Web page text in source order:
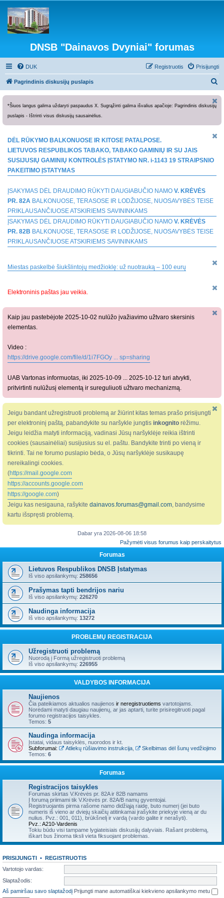
DNSB "Dainavos Dvyniai" forumas
DUK Prisijungti
Registruotis
Pagrindinis diskusijų puslapis
*Šiuos langus galima uždaryti paspaudus X. Sugrąžinti galima išvalius apačioje: Pagrindinis diskusijų
puslapis - Ištrinti visus diskusijų sausainėlius.
DĖL RŪKYMO BALKONUOSE IR KITOSE PATALPOSE.
LIETUVOS RESPUBLIKOS TABAKO, TABAKO GAMINIŲ IR SU JAIS
SUSIJUSIŲ GAMINIŲ KONTROLĖS ĮSTATYMO NR. i-1143 19 STRAIPSNIO
PAKEITIMO ĮSTATYMAS
ĮSAKYMAS DĖL DRAUDIMO RŪKYTI DAUGIABUČIO NAMO V. KRĖVĖS
PR. 82A BALKONUOSE, TERASOSE IR LODŽIJOSE, NUOSAVYBĖS TEISE
PRIKLAUSANČIUOSE ATSKIRIEMS SAVININKAMS
ĮSAKYMAS DĖL DRAUDIMO RŪKYTI DAUGIABUČIO NAMO V. KRĖVĖS
PR. 82B BALKONUOSE, TERASOSE IR LODŽIJOSE, NUOSAVYBĖS TEISE
PRIKLAUSANČIUOSE ATSKIRIEMS SAVININKAMS
Miestas paskelbė šiukšlintojų medžioklę: už nuotrauką – 100 eurų
Elektroninis paštas jau veikia.
Kaip jau pastebėjote 2025-10-02 nulūžo įvažiavimo užtvaro skersinis
elementas.
Video :
https://drive.google.com/file/d/1i7FGOy ... sp=sharing
UAB Vartonas informuotas, iki 2025-10-09 ... 2025-10-12 turi atvykti,
pritvirtinti nulūžusį elementą ir sureguliuoti užtvaro mechanizmą.
Jeigu bandant užregistruoti problemą ar žiūrint kitas temas prašo prisijungti
per elektroninį paštą, pabandykite su naršykle jungtis inkognito rėžimu.
Jeigu leidžia matyti informaciją, vadinasi Jūsų naršyklėje reikia ištrinti
cookies (sausainėliai) susijusius su el. paštu. Bandykite trinti po vieną ir
tikrinti. Tai ne forumo puslapio bėda, o Jūsų naršyklėje susikaupę
nereikalingi cookies.
(https://mail.google.com
https://accounts.google.com
https://google.com)
Jeigu kas nesigauna, rašykite dainavos.forumas@gmail.com, bandysime
kartu išspręsti problemą.
Dabar yra 2026-08-06 18:58
Pažymėti visus forumus kaip perskaitytus
Forumas
Lietuvos Respublikos DNSB Įstatymas
Iš viso apsilankymų: 258656
Prašymas tapti bendrijos nariu
Iš viso apsilankymų: 226270
Naudinga informacija
Iš viso apsilankymų: 13272
PROBLEMŲ REGISTRACIJA
Užregistruoti problemą
Nuorodą į Formą užregistruoti problemą
Iš viso apsilankymų: 226955
VALDYBOS INFORMACIJA
Naujienos
Čia pateikiamos aktualios naujienos ir neregistruotiems vartotojams.
Norėdami matyti daugiau naujienų, ar jas aptarti, turite prisiregitruoti pagal
forumo registracijos taisykles.
Temos: 5
Naudinga informacija
Įstatai, vidaus taisyklės, nuorodos ir kt.
Subforumai:
Atliekų rūšiavimo instrukcija,
Skelbimas dėl šunų vedžiojimo
Temos: 6
Forumas
Registracijos taisykles
Forumas skirtas V.Krėvės pr. 82A ir 82B namams
Į forumą priimami tik V.Krėvės pr. 82A/B namų gyventojai.
Registruojantis pirma rašome namo didžiąją raidę, buto numerį (jei buto
numeris iš vieno ar dviejų skaičių atitinkamai įrašykite priekyje vieną ar du
nulius. Pvz.: 001, 011), brūkšnelį ir vardą (vardo galite ir nerašyti).
Pvz.: A210-Vardenis
Tokiu būdu visi tampame lygiateisiais diskusijų dalyviais. Rašant problemą,
iškart bus žinoma tiksli vieta fiksuojant problemas.
PRISIJUNGTI • REGISTRUOTIS
Vartotojo vardas:
Slaptažodis:
Aš pamiršau savo slaptažodį Prijungti mane automatiškai kiekvieno apsilankymo metu